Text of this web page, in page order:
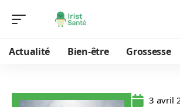
Actualité Bien-être Grossesse
3 avril